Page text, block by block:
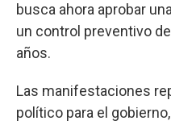
busca ahora aprobar
un control preventivo
años.
Las manifestaciones
político para el